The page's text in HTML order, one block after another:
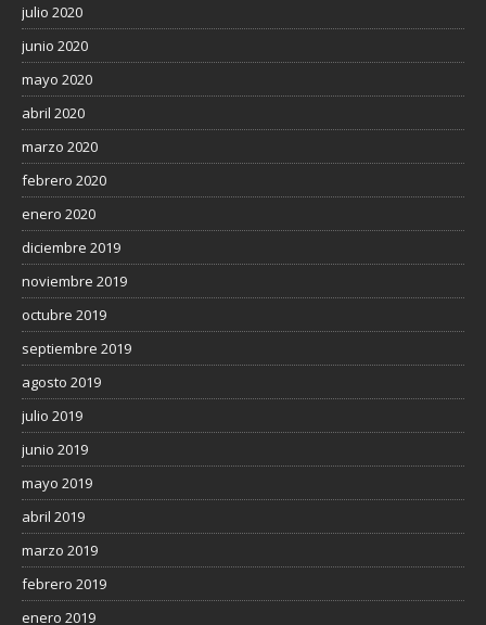
julio 2020
junio 2020
mayo 2020
abril 2020
marzo 2020
febrero 2020
enero 2020
diciembre 2019
noviembre 2019
octubre 2019
septiembre 2019
agosto 2019
julio 2019
junio 2019
mayo 2019
abril 2019
marzo 2019
febrero 2019
enero 2019